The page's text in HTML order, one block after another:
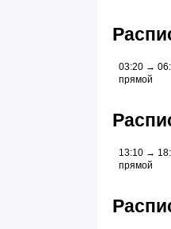
03:20 →
прямой
13:10 →
прямой